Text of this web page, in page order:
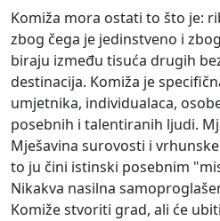
Komiža mora ostati to što je:
zbog čega je jedinstveno i
biraju između tisuća drugih
destinacija. Komiža je
umjetnika, individualaca,
posebnih i talentiranih ljudi.
Mješavina surovosti i
to ju čini istinski posebnim
Nikakva nasilna
Komiže stvoriti grad, ali će